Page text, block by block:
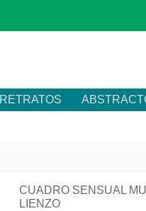
RETRATOS
CUADRO SENSUAL
LIENZO